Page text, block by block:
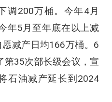
调200万桶。今年4月
年5月至年底在以上减
减产日均166万桶。6
第35次部长级会议，宣
石油减产延长到2024